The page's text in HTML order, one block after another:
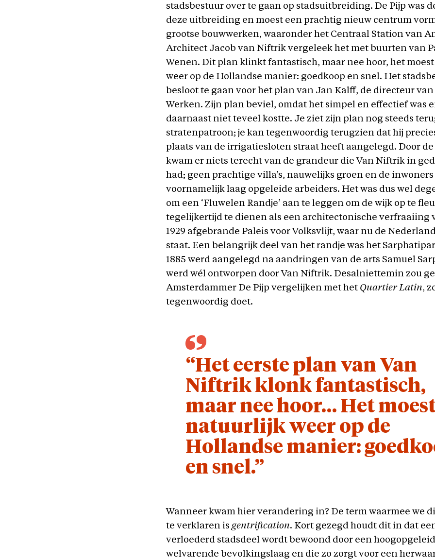
stadsbestuur over te gaan op stadsuitbreiding. De Pijp was
deze uitbreiding en moest een prachtig nieuw centrum
grootse bouwwerken, waaronder het Centraal Station van
Architect Jacob van Niftrik vergeleek het met buurten van
Wenen. Dit plan klinkt fantastisch, maar nee hoor, het
weer op de Hollandse manier: goedkoop en snel. Het
besloot te gaan voor het plan van Jan Kalff, de directeur
Werken. Zijn plan beviel, omdat het simpel en effectief was
daarnaast niet teveel kostte. Je ziet zijn plan nog steeds
stratenpatroon; je kan tegenwoordig terugzien dat hij
plaats van de irrigatiesloten straat heeft aangelegd. Door
kwam er niets terecht van de grandeur die Van Niftrik in
had; geen prachtige villa’s, nauwelijks groen en de
voornamelijk laag opgeleide arbeiders. Het was dus wel
om een ‘Fluwelen Randje’ aan te leggen om de wijk op te
tegelijkertijd te dienen als een architectonische verfraaiing
1929 afgebrande Paleis voor Volksvlijt, waar nu de
staat. Een belangrijk deel van het randje was het
1885 werd aangelegd na aandringen van de arts Samuel
werd wél ontworpen door Van Niftrik. Desalniettemin zou
Amsterdammer De Pijp vergelijken met het Quartier Latin,
tegenwoordig doet.
“Het eerste plan van Van
Niftrik klonk fantastisch,
maar nee hoor… Het
natuurlijk weer op de
Hollandse manier:
en snel.”
Wanneer kwam hier verandering in? De term waarmee we
te verklaren isgentrification. Kort gezegd houdt dit in dat
verloederd stadsdeel wordt bewoond door een
welvarende bevolkingslaag en die zo zorgt voor een